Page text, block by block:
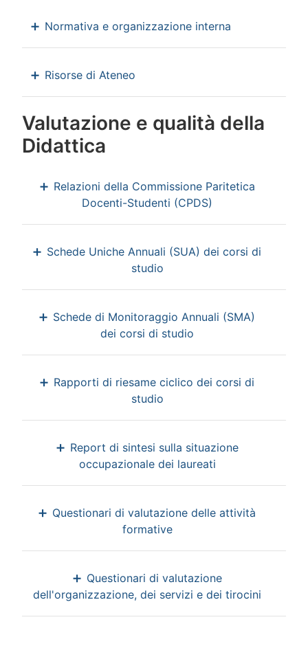
Normativa e organizzazione interna
Risorse di Ateneo
Valutazione e qualità della
Didattica
Relazioni della Commissione Paritetica
Docenti-Studenti (CPDS)
Schede Uniche Annuali (SUA) dei corsi di
studio
Schede di Monitoraggio Annuali (SMA)
dei corsi di studio
Rapporti di riesame ciclico dei corsi di
studio
Report di sintesi sulla situazione
occupazionale dei laureati
Questionari di valutazione delle attività
formative
Questionari di valutazione
dell'organizzazione, dei servizi e dei tirocini